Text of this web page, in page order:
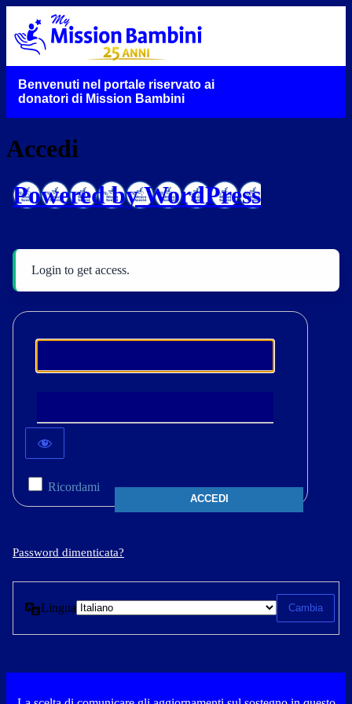
Benvenuti nel portale riservato ai
donatori di Mission Bambini
Accedi
Powered by WordPress
Login to get access.
Ricordami
Password dimenticata?
Lingua